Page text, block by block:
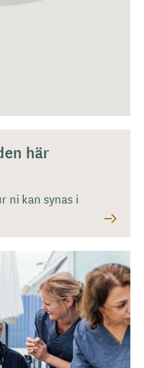
här
ni kan synas i